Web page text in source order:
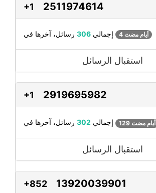
+1 2511974614
إجمالي 306 4 أيام مضت
استقبال الرسائل
+1 2919695982
إجمالي 302 129 أيام مضت
استقبال الرسائل
+852 13920039901